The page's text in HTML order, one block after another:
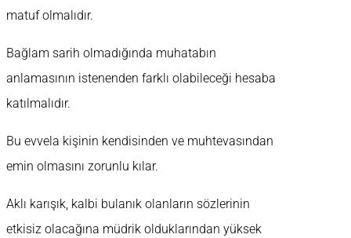
matuf olmalıdır.
Bağlam sarih olmadığında muhatabın
anlamasının istenenden farklı olabileceği hesaba
katılmalıdır.
Bu evvela kişinin kendisinden ve muhtevasından
emin olmasını zorunlu kılar.
Aklı karışık, kalbi bulanık olanların sözlerinin
etkisiz olacağına müdrik olduklarından yüksek